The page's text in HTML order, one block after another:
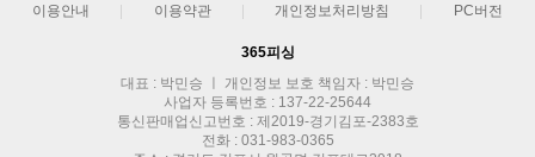
이용안내 이용약관 개인정보처리방침 PC버전
365피싱
대표 : 박민승 ㅣ 개인정보 보호 책임자 : 박민승
사업자 등록번호 : 137-22-25644
통신판매업신고번호 : 제2019-경기김포-2383호
전화 : 031-983-0365